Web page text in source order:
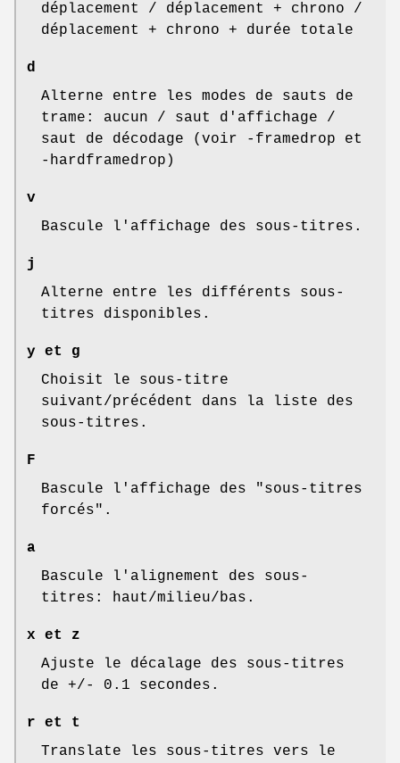
déplacement / déplacement + chrono /
déplacement + chrono + durée totale
d
Alterne entre les modes de sauts de
trame: aucun / saut d'affichage /
saut de décodage (voir -framedrop et
-hardframedrop)
v
Bascule l'affichage des sous-titres.
j
Alterne entre les différents sous-
titres disponibles.
y et g
Choisit le sous-titre
suivant/précédent dans la liste des
sous-titres.
F
Bascule l'affichage des "sous-titres
forcés".
a
Bascule l'alignement des sous-
titres: haut/milieu/bas.
x et z
Ajuste le décalage des sous-titres
de +/- 0.1 secondes.
r et t
Translate les sous-titres vers le